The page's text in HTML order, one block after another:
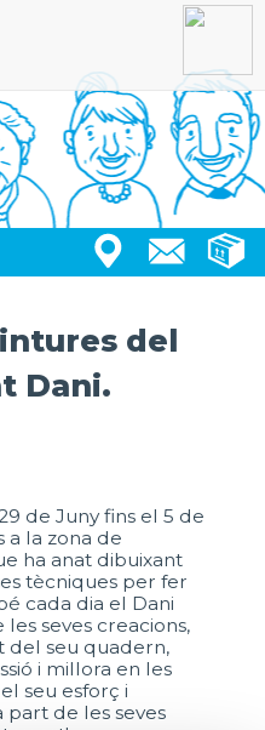
del
Dani.
de Juny fins el 5 de
a la zona de
ha anat dibuixant
tècniques per fer
cada dia el Dani
les seves creacions,
del seu quadern,
i millora en les
seu esforç i
de les seves